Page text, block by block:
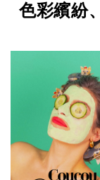
色彩繽紛